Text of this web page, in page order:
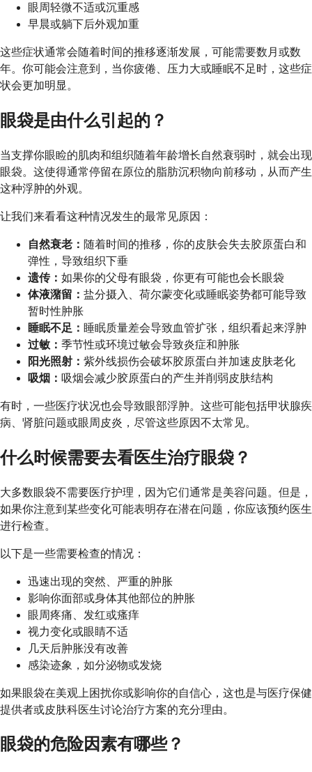
眼周轻微不适或沉重感
早晨或躺下后外观加重
这些症状通常会随着时间的推移逐渐发展，可能需要数月或数
年。你可能会注意到，当你疲倦、压力大或睡眠不足时，这些症
状会更加明显。
眼袋是由什么引起的？
当支撑你眼睑的肌肉和组织随着年龄增长自然衰弱时，就会出现
眼袋。这使得通常停留在原位的脂肪沉积物向前移动，从而产生
这种浮肿的外观。
让我们来看看这种情况发生的最常见原因：
自然衰老： 随着时间的推移，你的皮肤会失去胶原蛋白和
弹性，导致组织下垂
遗传： 如果你的父母有眼袋，你更有可能也会长眼袋
体液潴留： 盐分摄入、荷尔蒙变化或睡眠姿势都可能导致
暂时性肿胀
睡眠不足： 睡眠质量差会导致血管扩张，组织看起来浮肿
过敏： 季节性或环境过敏会导致炎症和肿胀
阳光照射： 紫外线损伤会破坏胶原蛋白并加速皮肤老化
吸烟： 吸烟会减少胶原蛋白的产生并削弱皮肤结构
有时，一些医疗状况也会导致眼部浮肿。这些可能包括甲状腺疾
病、肾脏问题或眼周皮炎，尽管这些原因不太常见。
什么时候需要去看医生治疗眼袋？
大多数眼袋不需要医疗护理，因为它们通常是美容问题。但是，
如果你注意到某些变化可能表明存在潜在问题，你应该预约医生
进行检查。
以下是一些需要检查的情况：
迅速出现的突然、严重的肿胀
影响你面部或身体其他部位的肿胀
眼周疼痛、发红或瘙痒
视力变化或眼睛不适
几天后肿胀没有改善
感染迹象，如分泌物或发烧
如果眼袋在美观上困扰你或影响你的自信心，这也是与医疗保健
提供者或皮肤科医生讨论治疗方案的充分理由。
眼袋的危险因素有哪些？